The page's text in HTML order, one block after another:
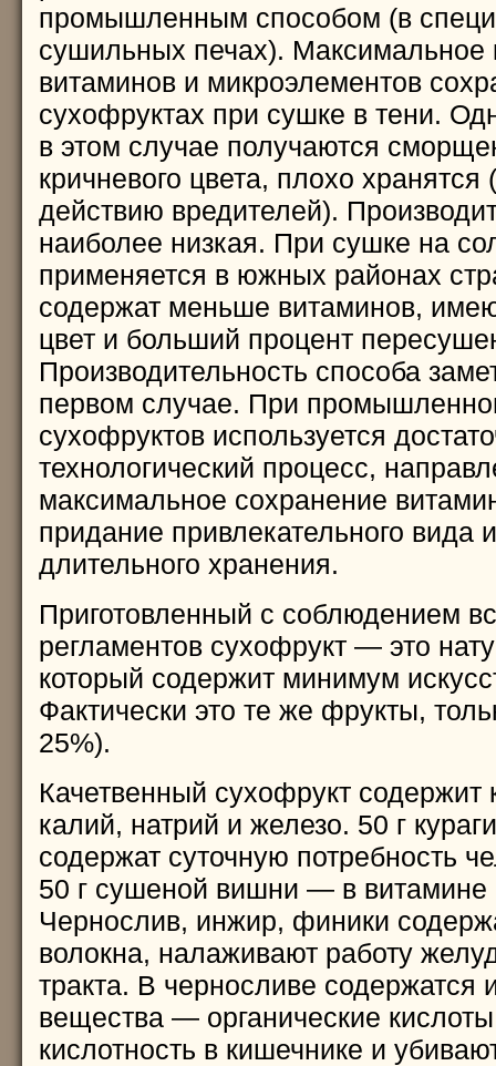
промышленным способом (в
сушильных печах). Максимальное
витаминов и микроэлементов
сухофруктах при сушке в тени.
в этом случае получаются
кричневого цвета, плохо
действию вредителей).
наиболее низкая. При сушке на
применяется в южных районах
содержат меньше витаминов,
цвет и больший процент
Производительность способа
первом случае. При
сухофруктов используется
технологический процесс,
максимальное сохранение
придание привлекательного вида
длительного хранения.
Приготовленный с соблюдением
регламентов сухофрукт — это
который содержит минимум
Фактически это те же фрукты,
25%).
Качетвенный сухофрукт содержит
калий, натрий и железо. 50 г
содержат суточную потребность
50 г сушеной вишни — в витамине
Чернослив, инжир, финики
волокна, налаживают работу
тракта. В черносливе содержатся
вещества — органические
кислотность в кишечнике и